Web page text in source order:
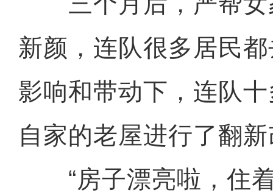
新颜，连队很多居民
影响和带动下，连队
自家的老屋进行了翻
“房子漂亮啦，住着